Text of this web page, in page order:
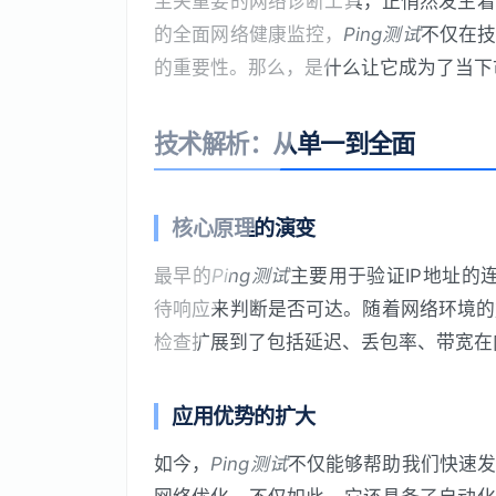
的全面网络健康监控，Ping测试不仅在
的重要性。那么，是什么让它成为了当
技术解析：从单一到全面
核心原理的演变
最早的Ping测试主要用于验证IP地址的
待响应来判断是否可达。随着网络环境
检查扩展到了包括延迟、丢包率、带宽
应用优势的扩大
如今，Ping测试不仅能够帮助我们快速